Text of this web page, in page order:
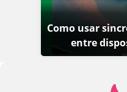
Como usar
entre